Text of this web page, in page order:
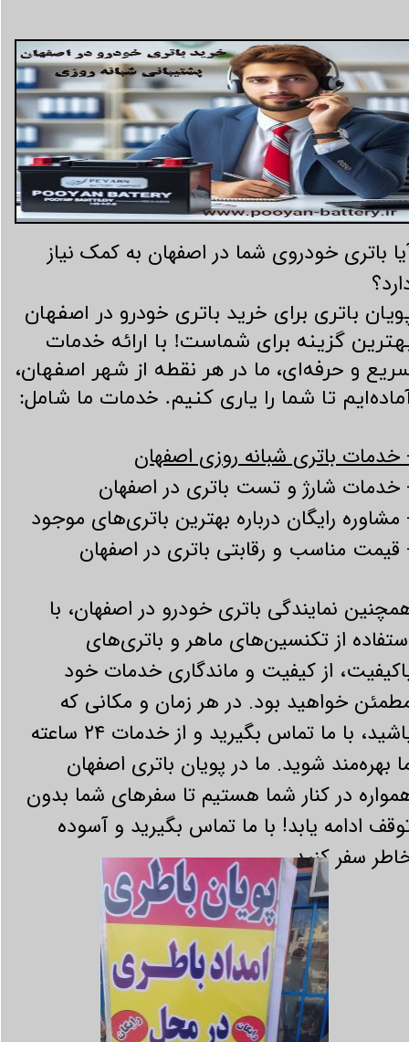
باتری خودروی شما در اصفهان به کمک نیاز
باتری برای خرید باتری خودرو در اصفهان
گزینه برای شماست! با ارائه خدمات
و حرفه‌ای، ما در هر نقطه از شهر اصفهان،
تا شما را یاری کنیم. خدمات ما شامل:
خدمات باتری شبانه روزی اصفهان
خدمات شارژ و تست باتری در اصفهان
مشاوره رایگان درباره بهترین باتری‌های موجود
قیمت مناسب و رقابتی باتری در اصفهان
نمایندگی باتری خودرو در اصفهان، با
از تکنسین‌های ماهر و باتری‌های
از کیفیت و ماندگاری خدمات خود
خواهید بود. در هر زمان و مکانی که
باشید، با ما تماس بگیرید و از خدمات ۲۴ ساعته
بهره‌مند شوید. ما در پویان باتری اصفهان
در کنار شما هستیم تا سفرهای شما بدون
ادامه یابد! با ما تماس بگیرید و آسوده
سفر کنید.